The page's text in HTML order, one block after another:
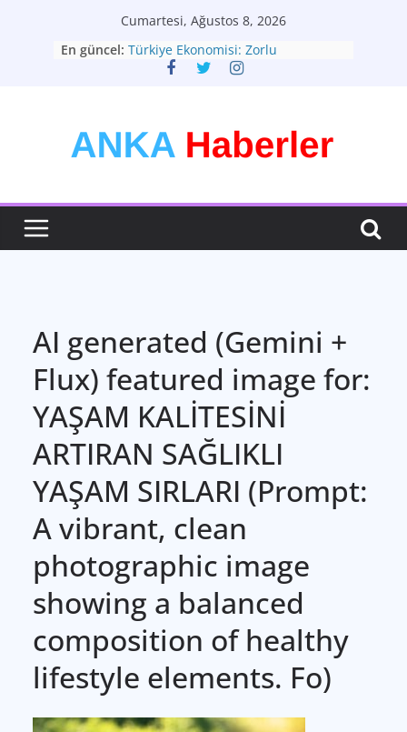
Cumartesi, Ağustos 8, 2026
En güncel: Türkiye Ekonomisi: Zorlu
Dönemeçte Yeni Adımlar
Daha Fazlası
Bütünsel Sağlık: Yaşam Kalitenizin
AI generated (Gemini +
Flux) featured image for:
YAŞAM KALİTESİNİ
ARTIRAN SAĞLIKLI
YAŞAM SIRLARI (Prompt:
A vibrant, clean
photographic image
showing a balanced
composition of healthy
lifestyle elements. Fo)